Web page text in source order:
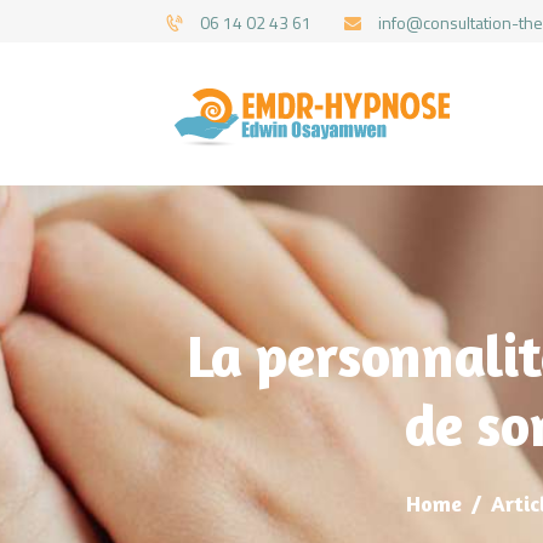
06 14 02 43 61 info@consultation-
La
de
Home